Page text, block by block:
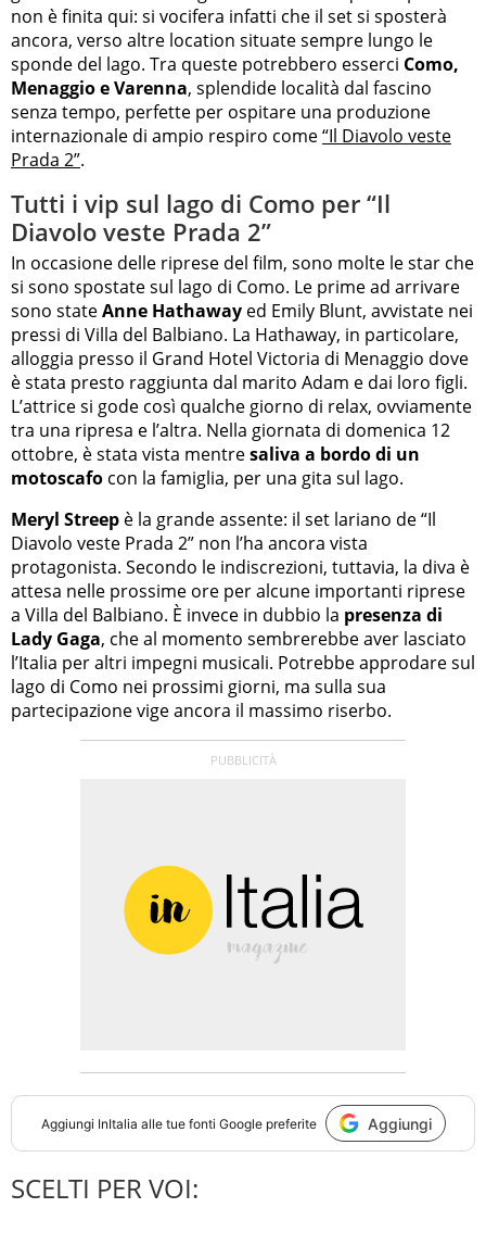
non è finita qui: si vocifera infatti che il set si sposterà
ancora, verso altre location situate sempre lungo le
sponde del lago. Tra queste potrebbero esserci Como,
Menaggio e Varenna, splendide località dal fascino
senza tempo, perfette per ospitare una produzione
internazionale di ampio respiro come“Il Diavolo veste
Prada 2”.
Tutti i vip sul lago di Como per “Il
Diavolo veste Prada 2”
In occasione delle riprese del film, sono molte le star che
si sono spostate sul lago di Como. Le prime ad arrivare
sono stateAnne Hathaway ed Emily Blunt, avvistate nei
pressi di Villa del Balbiano. La Hathaway, in particolare,
alloggia presso il Grand Hotel Victoria di Menaggio dove
è stata presto raggiunta dal marito Adam e dai loro figli.
L’attrice si gode così qualche giorno di relax, ovviamente
tra una ripresa e l’altra. Nella giornata di domenica 12
ottobre, è stata vista mentresaliva a bordo di un
motoscafo con la famiglia, per una gita sul lago.
Meryl Streep è la grande assente: il set lariano de “Il
Diavolo veste Prada 2” non l’ha ancora vista
protagonista. Secondo le indiscrezioni, tuttavia, la diva è
attesa nelle prossime ore per alcune importanti riprese
a Villa del Balbiano. È invece in dubbio la presenza di
Lady Gaga, che al momento sembrerebbe aver lasciato
l’Italia per altri impegni musicali. Potrebbe approdare sul
lago di Como nei prossimi giorni, ma sulla sua
partecipazione vige ancora il massimo riserbo.
Aggiungi InItalia alle tue fonti Google preferite Aggiungi
SCELTI PER VOI: